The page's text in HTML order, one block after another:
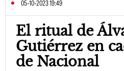
05-10-2023 19:49
El ritual de
Gutiérrez en
de Nacional